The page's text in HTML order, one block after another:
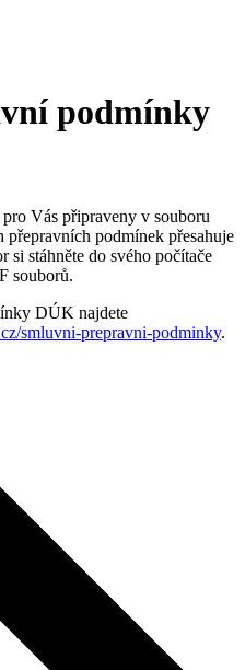
podmínky
Vás připraveny v souboru
přepravních podmínek přesahuje
si stáhněte do svého počítače
souborů.
DÚK najdete
smluvni-prepravni-podminky.